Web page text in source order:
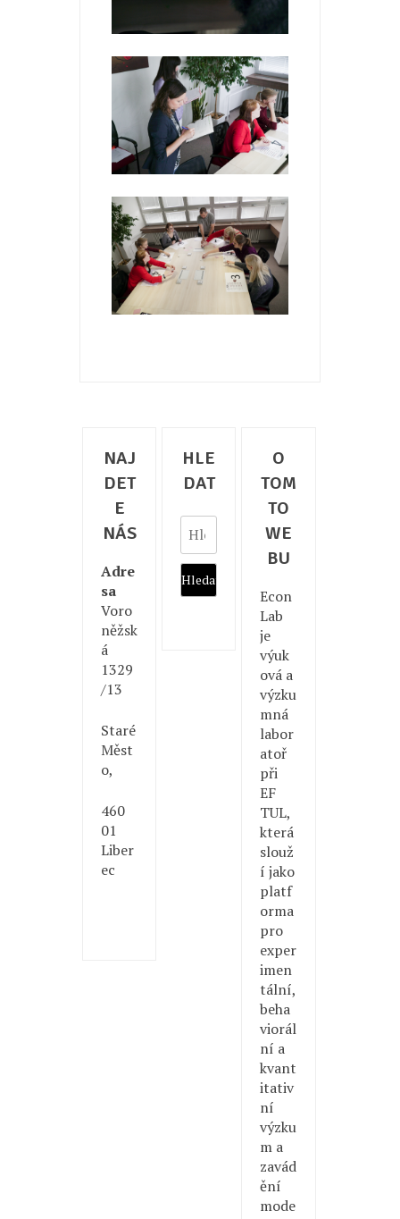
NAJ
DET
E
NÁS
Adre
sa
Voro
něžsk
á
1329
/13
Staré
Měst
o,
460
01
Liber
ec
HLE
DAT
Vyhledávání
O
TOM
TO
WE
BU
Econ
Lab
je
výuk
ová a
výzku
mná
labor
atoř
při
EF
TUL,
která
slouž
í jako
platf
orma
pro
exper
imen
tální,
beha
viorál
ní a
kvant
itativ
ní
výzku
m a
zavád
ění
mode